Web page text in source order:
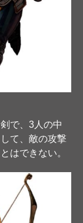
で、3人の中
て、敵の攻撃
はできない。